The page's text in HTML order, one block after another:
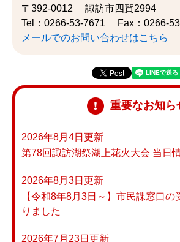
〒392-0012
諏訪市四賀2994
Tel：0266-53-7671
Fax：0266-
メールでのお問い合わせはこちら
重要なお知ら
2026年8月4日更新
第78回諏訪湖祭湖上花火大会 当日
2026年8月3日更新
【令和8年8月3日～】市民課窓口の
りました
2026年7月23日更新